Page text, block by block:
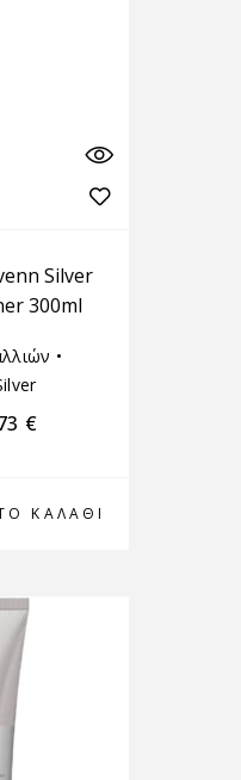
ΚΑΛΆΘΙ
Silver
300ml
•
€